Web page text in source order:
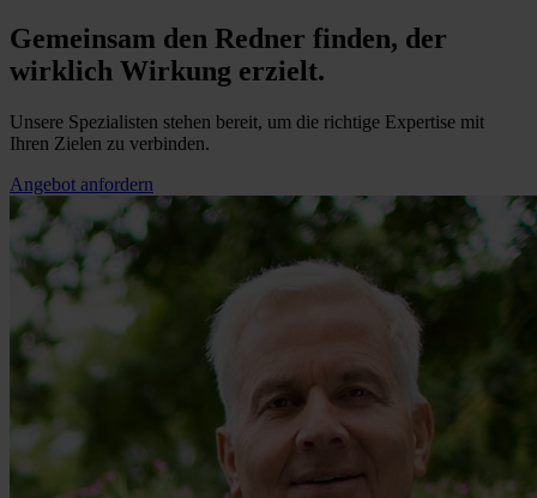
Gemeinsam den Redner finden, der
wirklich Wirkung erzielt.
Unsere Spezialisten stehen bereit, um die richtige Expertise mit
Ihren Zielen zu verbinden.
Angebot anfordern